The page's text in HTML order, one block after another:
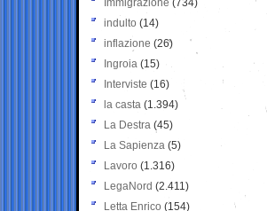
Immigrazione (734)
indulto (14)
inflazione (26)
Ingroia (15)
Interviste (16)
la casta (1.394)
La Destra (45)
La Sapienza (5)
Lavoro (1.316)
LegaNord (2.411)
Letta Enrico (154)